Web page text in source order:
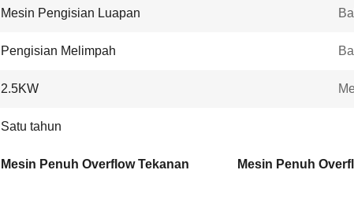
Mesin Pengisian Luapan
Pengisian Melimpah
2.5KW
Satu tahun
Mesin Penuh Overflow Tekanan